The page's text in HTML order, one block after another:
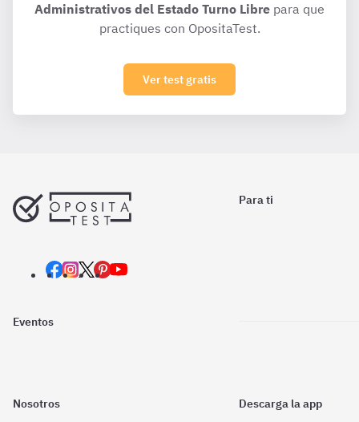
Administrativos del Estado Turno Libre para que
practiques con OpositaTest.
Ver test gratis
Para ti
Eventos
Nosotros Descarga la app